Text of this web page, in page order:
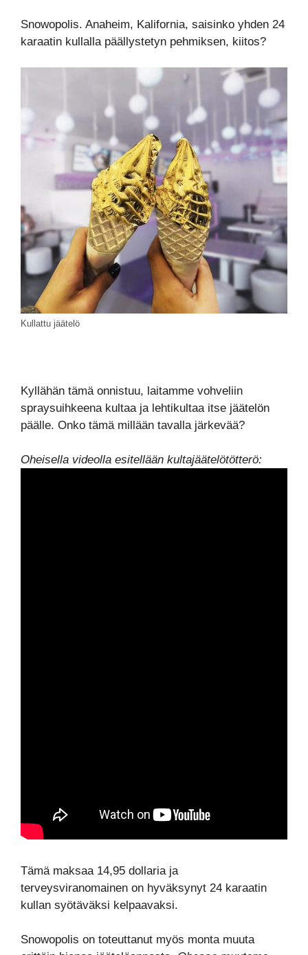
Snowopolis. Anaheim, Kalifornia, saisinko yhden 24
karaatin kullalla päällystetyn pehmiksen, kiitos?
Kullattu jäätelö
Kyllähän tämä onnistuu, laitamme vohveliin
spraysuihkeena kultaa ja lehtikultaa itse jäätelön
päälle. Onko tämä millään tavalla järkevää?
Oheisella videolla esitellään kultajäätelötötterö:
Tämä maksaa 14,95 dollaria ja
terveysviranomainen on hyväksynyt 24 karaatin
kullan syötäväksi kelpaavaksi.
Snowopolis on toteuttanut myös monta muuta